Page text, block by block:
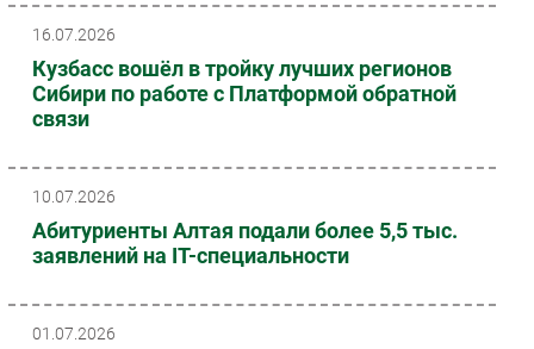
Web
Безопасность
Инновации
CIO/Управление ИТ
РАЗДЕЛЫ
Аналитика
16.07.2026
Кузбасс вошёл в тройку лучших регионов
Сибири по работе с Платформой обратной
связи
10.07.2026
Абитуриенты Алтая подали более 5,5 тыс.
заявлений на IT-специальности
01.07.2026